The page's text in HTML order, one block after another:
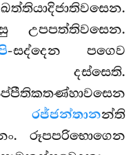
උපපත්තිවසෙන.
-සද්දෙන පගෙව
දස්සෙති.
රජ්ජන්තානන්ති
රූපපරිභොගෙන